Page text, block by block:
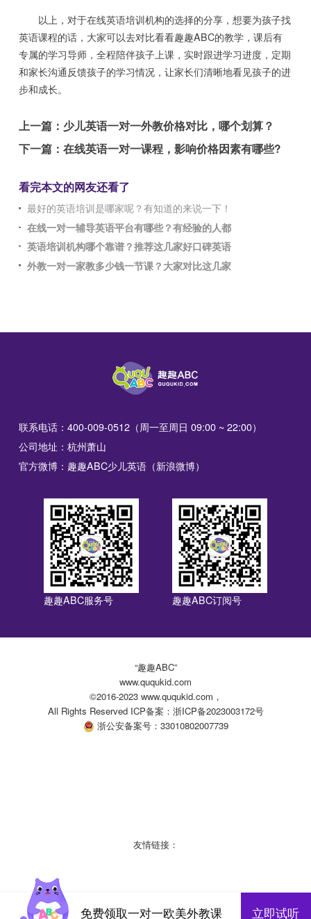
以上，对于在线英语培训机构的选择的分享，想要为孩子找
英语课程的话，大家可以去对比看看趣趣ABC的教学，课后有
专属的学习导师，全程陪伴孩子上课，实时跟进学习进度，定期
和家长沟通反馈孩子的学习情况，让家长们清晰地看见孩子的进
步和成长。
上一篇： 少儿英语一对一外教价格对比，哪个划算？
下一篇：在线英语一对一课程，影响价格因素有哪些?
看完本文的网友还看了
最好的英语培训是哪家呢？有知道的来说一下！
在线一对一辅导英语平台有哪些？有经验的人都
英语培训机构哪个靠谱？推荐这几家好口碑英语
外教一对一家教多少钱一节课？大家对比这几家
免费领取一对一欧美外教课 立即试听
联系电话：400-009-0512（周一至周日 09:00 ~ 22:00）
公司地址：杭州萧山
官方微博：趣趣ABC少儿英语（新浪微博）
趣趣ABC服务号 趣趣ABC订阅号
“趣趣ABC”
www.ququkid.com
©2016-2023 www.ququkid.com，
All Rights Reserved ICP备案：浙ICP备2023003172号
浙公安备案号：33010802007739
友情链接：